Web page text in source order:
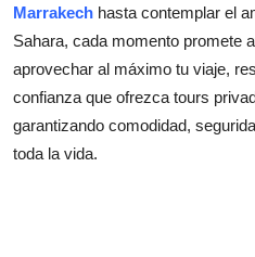
Marrakech hasta contemplar el
Sahara, cada momento promete
aprovechar al máximo tu viaje,
confianza que ofrezca tours
garantizando comodidad,
toda la vida.